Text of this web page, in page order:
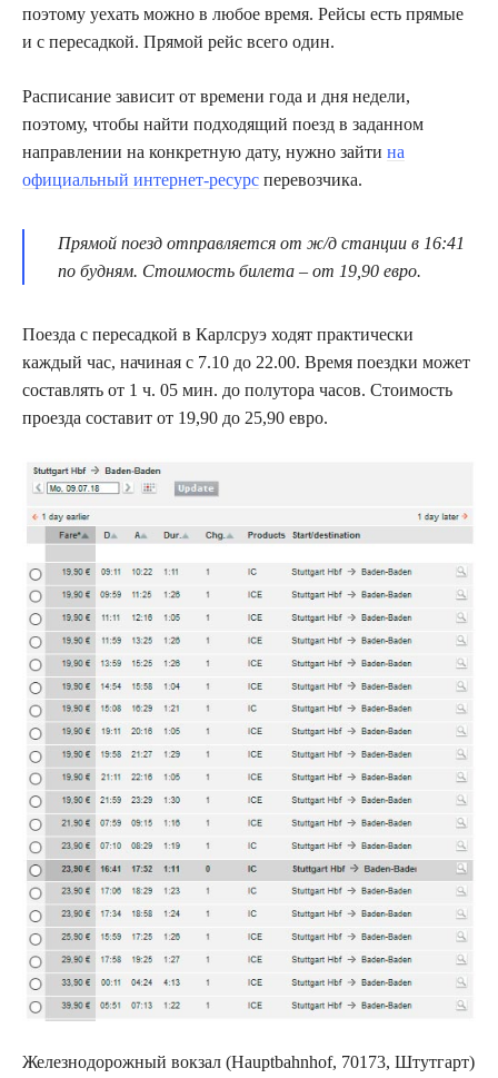
поэтому уехать можно в любое время. Рейсы есть прямые
и с пересадкой. Прямой рейс всего один.
Расписание зависит от времени года и дня недели,
поэтому, чтобы найти подходящий поезд в заданном
направлении на конкретную дату, нужно зайти на
официальный интернет-ресурс перевозчика.
Прямой поезд отправляется от ж/д станции в 16:41
по будням. Стоимость билета – от 19,90 евро.
Поезда с пересадкой в Карлсруэ ходят практически
каждый час, начиная с 7.10 до 22.00. Время поездки может
составлять от 1 ч. 05 мин. до полутора часов. Стоимость
проезда составит от 19,90 до 25,90 евро.
Железнодорожный вокзал (Hauptbahnhof, 70173, Штутгарт)